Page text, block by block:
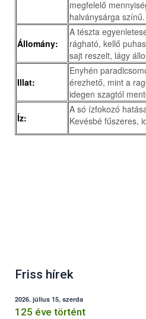
megfelelő
halványsárga színű.
Állomány:
A tészta
rágható, kellő
sajt reszelt, lágy
Illat:
Enyhén
érezhető, mint a
idegen szagtól
Íz:
A só ízfokozó
Kevésbé fűszeres,
Friss hírek
2026. július 15, szerda
125 éve történt